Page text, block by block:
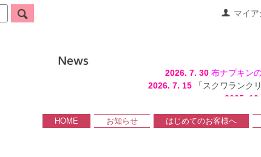
マイア
2026. 7. 30 布ナプキン
2026. 7. 15
「スクワランク
2025.
HOME お知らせ はじめてのお客様へ